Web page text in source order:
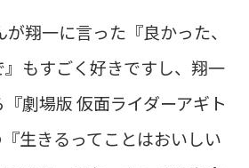
が翔一に言った『良かった、
もすごく好きですし、翔一
劇場版 仮面ライダーアギト
『生きるってことはおいしい